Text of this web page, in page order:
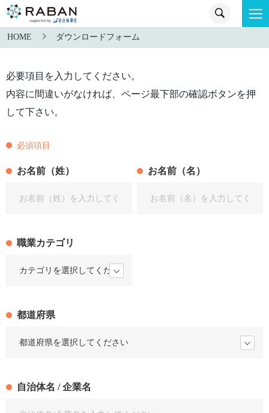
HOME ダウンロードフォーム
必要項目を入力してください。
内容に間違いがなければ、ページ最下部の確認ボタンを押
して下さい。
必須項目
お名前（姓） お名前（名）
職業カテゴリ
都道府県
自治体名 / 企業名